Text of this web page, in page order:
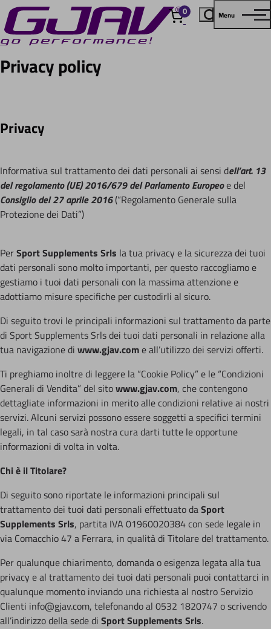
0
elementi
Menu
Privacy policy
Privacy
Informativa sul trattamento dei dati personali ai sensi dell’art. 13
del regolamento (UE) 2016/679 del Parlamento Europeoe del
Consiglio del 27 aprile 2016 (“Regolamento Generale sulla
Protezione dei Dati”)
PerSport Supplements Srls la tua privacy e la sicurezza dei tuoi
dati personali sono molto importanti, per questo raccogliamo e
gestiamo i tuoi dati personali con la massima attenzione e
adottiamo misure specifiche per custodirli al sicuro.
Di seguito trovi le principali informazioni sul trattamento da parte
di Sport Supplements Srls dei tuoi dati personali in relazione alla
tua navigazione di www.gjav.come all’utilizzo dei servizi offerti.
Ti preghiamo inoltre di leggere la “Cookie Policy” e le “Condizioni
Generali di Vendita” del sitowww.gjav.com, che contengono
dettagliate informazioni in merito alle condizioni relative ai nostri
servizi. Alcuni servizi possono essere soggetti a specifici termini
legali, in tal caso sarà nostra cura darti tutte le opportune
informazioni di volta in volta.
Chi è il Titolare?
Di seguito sono riportate le informazioni principali sul
trattamento dei tuoi dati personali effettuato daSport
Supplements Srls, partita IVA 01960020384 con sede legale in
via Comacchio 47 a Ferrara, in qualità di Titolare del trattamento.
Per qualunque chiarimento, domanda o esigenza legata alla tua
privacy e al trattamento dei tuoi dati personali puoi contattarci in
qualunque momento inviando una richiesta al nostro Servizio
Clienti info@gjav.com, telefonando al 0532 1820747 o scrivendo
all’indirizzo della sede di Sport Supplements Srls.